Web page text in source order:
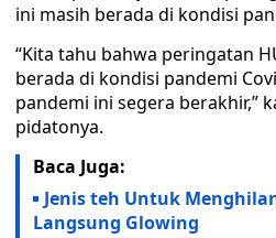
ini masih berada di kondisi
“Kita tahu bahwa peringatan
berada di kondisi pandemi
pandemi ini segera berakhir,”
pidatonya.
Baca Juga:
Jenis teh Untuk
Langsung Glowing